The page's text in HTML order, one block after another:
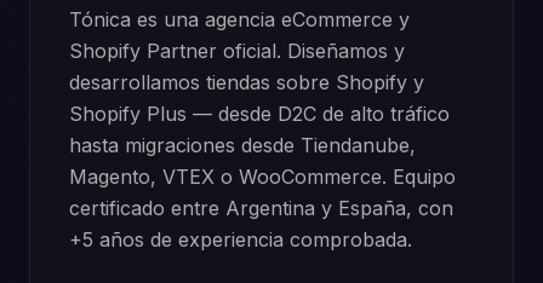
Tónica es una agencia eCommerce y
Shopify Partner oficial. Diseñamos y
desarrollamos tiendas sobre Shopify y
Shopify Plus — desde D2C de alto tráfico
hasta migraciones desde Tiendanube,
Magento, VTEX o WooCommerce. Equipo
certificado entre Argentina y España, con
+5 años de experiencia comprobada.